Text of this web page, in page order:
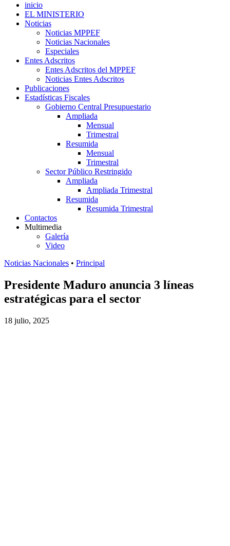
inicio
EL MINISTERIO
Noticias
Noticias MPPEF
Noticias Nacionales
Especiales
Entes Adscritos
Entes Adscritos del MPPEF
Noticias Entes Adscritos
Publicaciones
Estadísticas Fiscales
Gobierno Central Presupuestario
Ampliada
Mensual
Trimestral
Resumida
Mensual
Trimestral
Sector Público Restringido
Ampliada
Ampliada Trimestral
Resumida
Resumida Trimestral
Contactos
Multimedia
Galería
Video
Noticias Nacionales • Principal
Presidente Maduro anuncia 3 líneas
estratégicas para el sector
18 julio, 2025